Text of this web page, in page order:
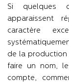
Si quelques
apparaissent
caractère
de la production
faire un nom,
compte,